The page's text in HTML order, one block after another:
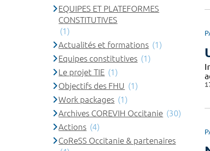
EQUIPES ET PLATEFORMES
CONSTITUTIVES
(1)
Actualités et formations (1)
Equipes constitutives (1)
Le projet TIE (1)
Objectifs des FHU (1)
Work packages (1)
Archives COREVIH Occitanie (30)
Actions (4)
CoReSS Occitanie & partenaires